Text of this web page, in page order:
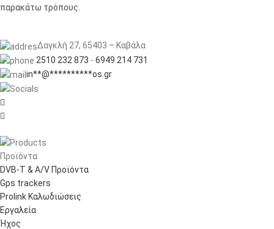
παρακάτω τρόπους.
Δαγκλή 27, 65403 – Καβάλα
2510 232 873 - 6949 214 731
in**@**********os.gr


Προϊόντα
DVB-T & A/V Προϊόντα
Gps trackers
Prolink Καλωδιώσεις
Εργαλεία
Ήχος